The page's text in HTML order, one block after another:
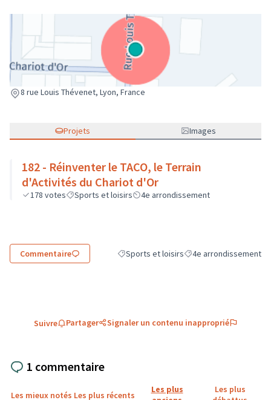
8 rue Louis Thévenet, Lyon, France
(Lien externe)
Projets Images
182 - Réinventer le TACO, le Terrain
d'Activités du Chariot d'Or
178 votes Sports et loisirs 4e arrondissement
Commentaire Filtrer les résultats de la catégorie :
Sports et loisirsFiltrer les résultats
4e arrondissement
Suivre Partager Signaler un contenu inapproprié
1 commentaire
Les mieux notés Les plus récents
Les plus
Les plus